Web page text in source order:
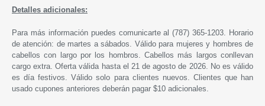
Detalles adicionales:
Para más información puedes comunicarte al (787) 365-1203. Horario
de atención: de martes a sábados. Válido para mujeres y hombres de
cabellos con largo por los hombros. Cabellos más largos conllevan
cargo extra. Oferta válida hasta el 21 de agosto de 2026. No es válido
es día festivos. Válido solo para clientes nuevos. Clientes que han
usado cupones anteriores deberán pagar $10 adicionales.